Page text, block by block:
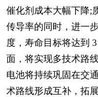
催化剂成本大幅下降;
传导率的同时，进一
度，寿命目标将达到
面，将实现多技术路
电池将持续巩固在交
术路线形成互补，拓